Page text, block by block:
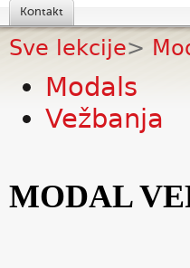
Kontakt
Sve lekcije>
Modals
Vežbanja
MODAL